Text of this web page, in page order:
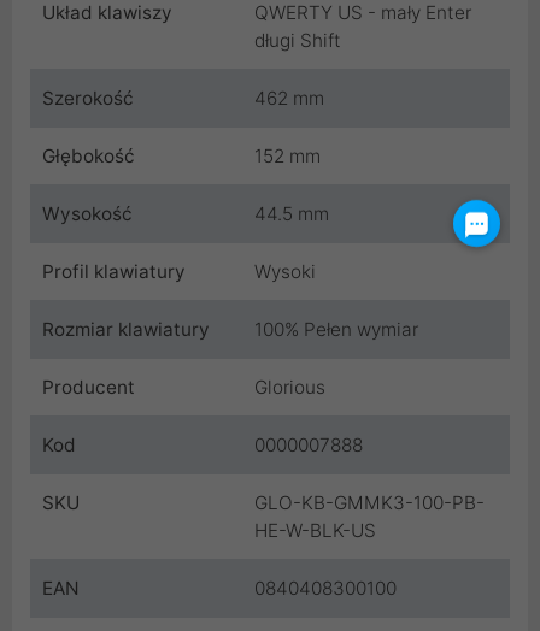
Układ klawiszy
QWERTY US - mały Enter
długi Shift
Szerokość 462 mm
Głębokość 152 mm
Wysokość 44.5 mm
Profil klawiatury Wysoki
Rozmiar klawiatury 100% Pełen wymiar
Producent Glorious
Kod 0000007888
SKU
GLO-KB-GMMK3-100-PB-
HE-W-BLK-US
EAN 0840408300100